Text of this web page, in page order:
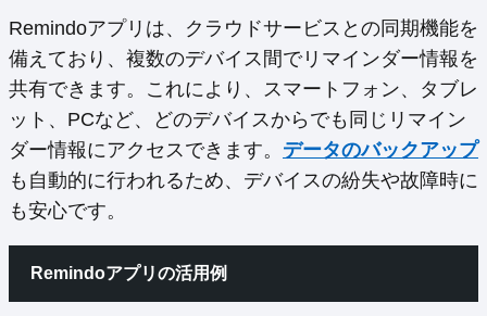
Remindoアプリは、クラウドサービスとの同期機能を
備えており、複数のデバイス間でリマインダー情報を
共有できます。これにより、スマートフォン、タブレ
ット、PCなど、どのデバイスからでも同じリマイン
ダー情報にアクセスできます。 データのバックアップ
も自動的に行われるため、デバイスの紛失や故障時に
も安心です。
Remindoアプリの活用例